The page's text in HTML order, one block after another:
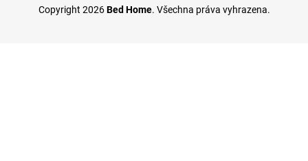
Copyright 2026Bed Home. Všechna práva vyhrazena.